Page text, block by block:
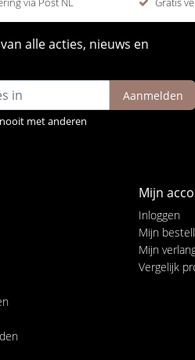
alle acties, nieuws en
Aanmelden
met anderen
Mijn
Inloggen
Mijn
Mijn
Vergelijk